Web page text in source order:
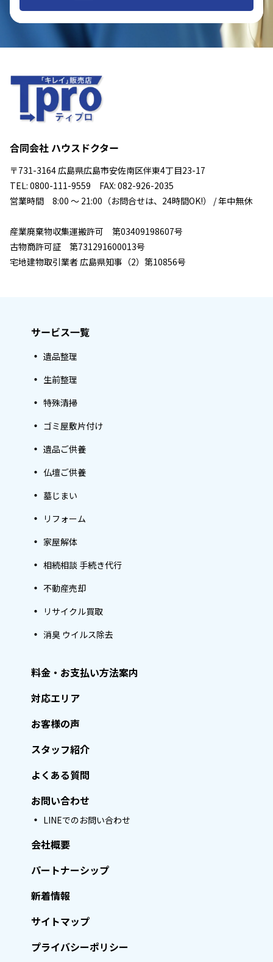
合同会社 ハウスドクター
〒731-3164 広島県広島市安佐南区伴東4丁目23-17
TEL: 0800-111-9559 FAX: 082-926-2035
営業時間 8:00 ～ 21:00（お問合せは、24時間OK!） / 年中無休
産業廃棄物収集運搬許可 第03409198607号
古物商許可証 第731291600013号
宅地建物取引業者 広島県知事（2）第10856号
サービス一覧
遺品整理
生前整理
特殊清掃
ゴミ屋敷片付け
遺品ご供養
仏壇ご供養
墓じまい
リフォーム
家屋解体
相続相談 手続き代行
不動産売却
リサイクル買取
消臭 ウイルス除去
料金・お支払い方法案内
対応エリア
お客様の声
スタッフ紹介
よくある質問
お問い合わせ
LINEでのお問い合わせ
会社概要
パートナーシップ
新着情報
サイトマップ
プライバシーポリシー